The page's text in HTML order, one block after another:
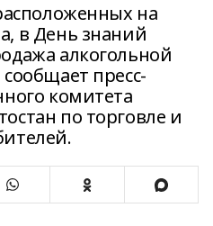
на
в День знаний
алкогольной
пресс-
комитета
по торговле и